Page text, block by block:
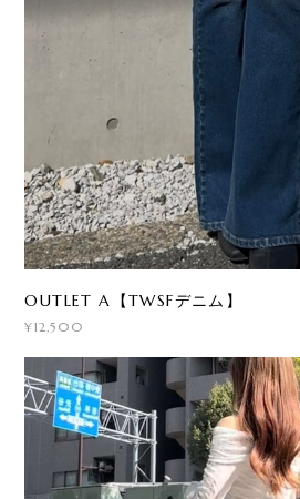
OUTLET A【TWSFデニム】
¥12,500